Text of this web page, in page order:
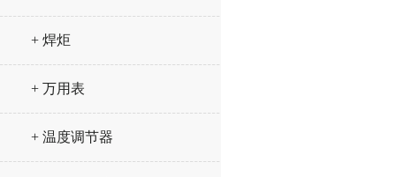
+ 焊炬
+ 万用表
+ 温度调节器